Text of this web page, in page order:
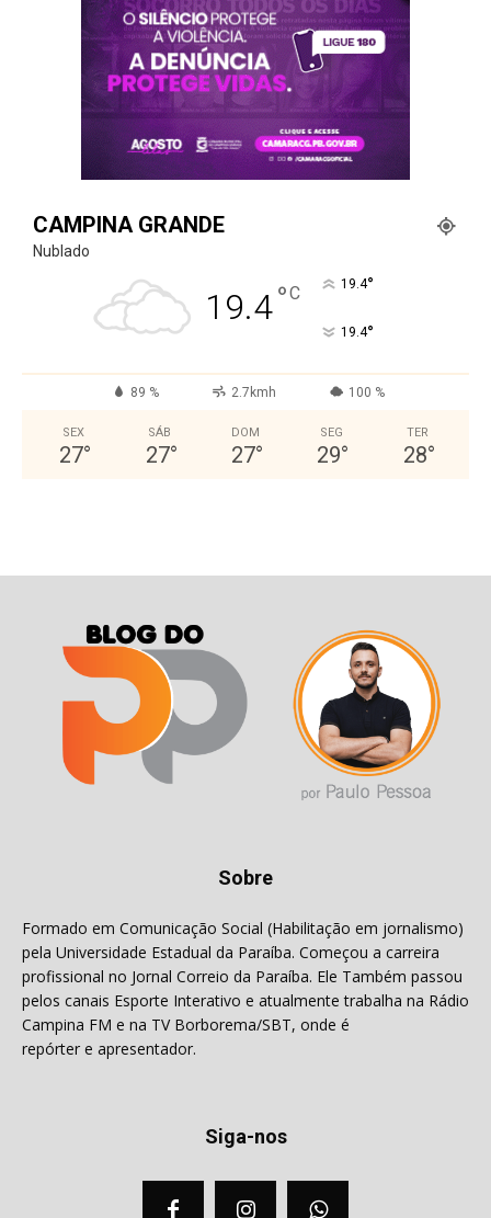
CAMPINA GRANDE
Nublado
19.4°C 19.4°
19.4°
89 % 2.7kmh 100 %
SEX
27°
SÁB
27°
DOM
27°
SEG
29°
TER
28°
Sobre
Formado em Comunicação Social (Habilitação em jornalismo)
pela Universidade Estadual da Paraíba. Começou a carreira
profissional no Jornal Correio da Paraíba. Ele Também passou
pelos canais Esporte Interativo e atualmente trabalha na Rádio
Campina FM e na TV Borborema/SBT, onde é
repórter e apresentador.
Siga-nos